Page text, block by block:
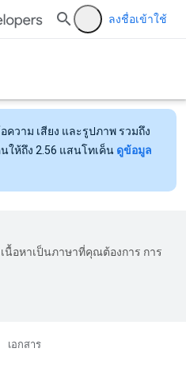
ลงชื่อเข้าใช้
วาม เสียง และรูปภาพ รวมถึง
ให้ถึง 2.56 แสนโทเค็น ดูข้อมูล
นื้อหาเป็นภาษาที่คุณต้องการ การ
เอกสาร